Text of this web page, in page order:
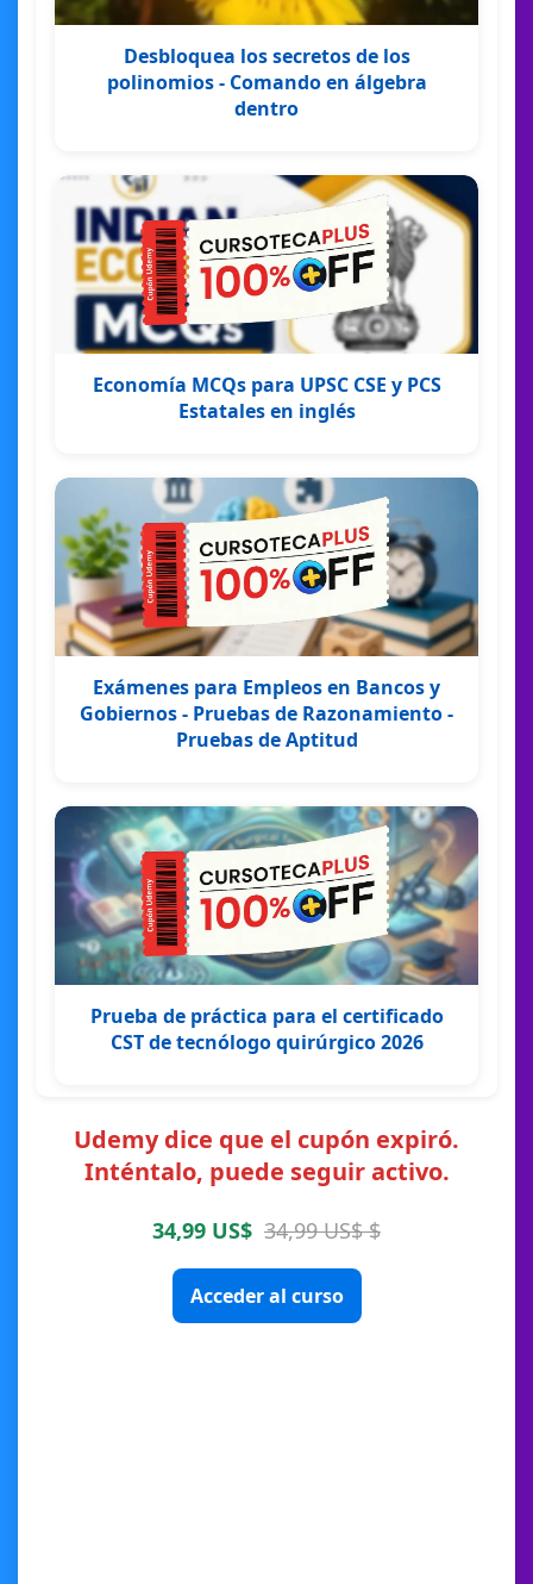
Desbloquea los secretos de los
polinomios - Comando en álgebra
dentro
Economía MCQs para UPSC CSE y PCS
Estatales en inglés
Exámenes para Empleos en Bancos y
Gobiernos - Pruebas de Razonamiento -
Pruebas de Aptitud
Prueba de práctica para el certificado
CST de tecnólogo quirúrgico 2026
Udemy dice que el cupón expiró.
Inténtalo, puede seguir activo.
34,99 US$ 34,99 US$ $
Acceder al curso